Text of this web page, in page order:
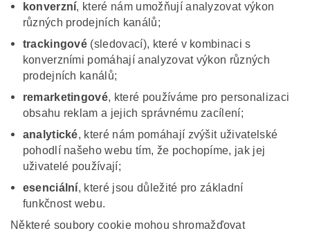
konverzní, které nám umožňují analyzovat výkon
různých prodejních kanálů;
trackingové (sledovací), které v kombinaci s
konverzními pomáhají analyzovat výkon různých
prodejních kanálů;
remarketingové, které používáme pro personalizaci
obsahu reklam a jejich správnému zacílení;
analytické, které nám pomáhají zvýšit uživatelské
pohodlí našeho webu tím, že pochopíme, jak jej
uživatelé používají;
esenciální, které jsou důležité pro základní
funkčnost webu.
Některé soubory cookie mohou shromažďovat